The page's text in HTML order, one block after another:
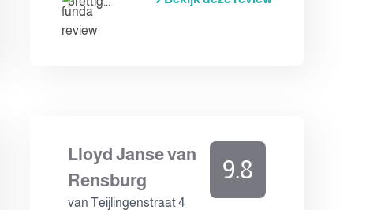
Lloyd Janse van
Rensburg
van Teijlingenstraat 4
9.8